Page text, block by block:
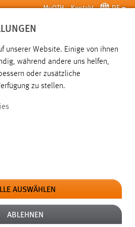
MyOTH Kontakt DE
SUCHE
BEWERBEN
unserer Website. Einige von ihnen
während andere uns helfen,
oder zusätzliche
zu stellen.
AUSWÄHLEN
ABLEHNEN